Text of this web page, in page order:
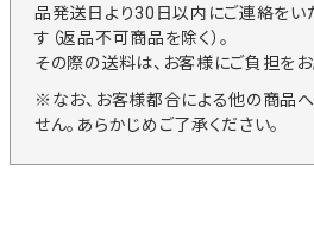
品発送日より30日以内にご連絡を
す（返品不可商品を除く）。
その際の送料は、お客様にご負担をお
※なお、お客様都合による他の商品へ
せん。あらかじめご了承ください。